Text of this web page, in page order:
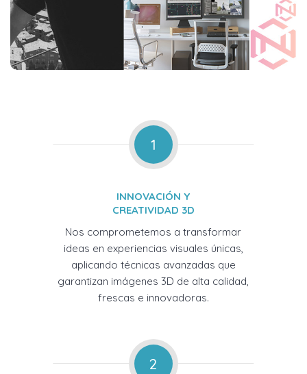
1
INNOVACIÓN Y
CREATIVIDAD 3D
Nos comprometemos a transformar
ideas en experiencias visuales únicas,
aplicando técnicas avanzadas que
garantizan imágenes 3D de alta calidad,
frescas e innovadoras.
2